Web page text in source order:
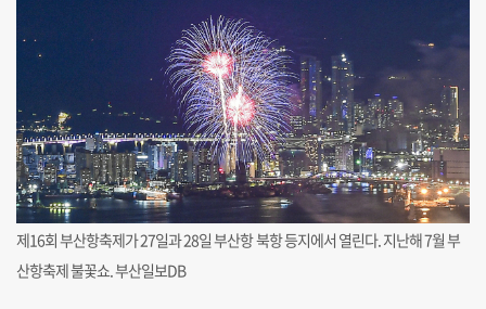
제16회 부산항축제가 27일과 28일 부산항 북항 등지에서 열린다. 지난해 7월 부
산항축제 불꽃쇼. 부산일보DB